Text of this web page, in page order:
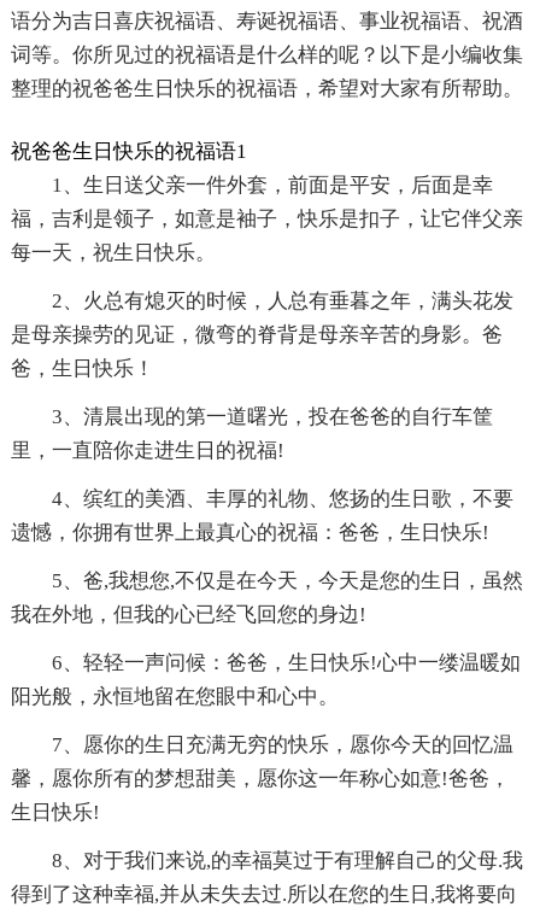
语分为吉日喜庆祝福语、寿诞祝福语、事业祝福语、祝酒
词等。你所见过的祝福语是什么样的呢？以下是小编收集
整理的祝爸爸生日快乐的祝福语，希望对大家有所帮助。
祝爸爸生日快乐的祝福语1
1、生日送父亲一件外套，前面是平安，后面是幸
福，吉利是领子，如意是袖子，快乐是扣子，让它伴父亲
每一天，祝生日快乐。
2、火总有熄灭的时候，人总有垂暮之年，满头花发
是母亲操劳的见证，微弯的脊背是母亲辛苦的身影。爸
爸，生日快乐！
3、清晨出现的第一道曙光，投在爸爸的自行车筐
里，一直陪你走进生日的祝福!
4、缤红的美酒、丰厚的礼物、悠扬的生日歌，不要
遗憾，你拥有世界上最真心的祝福：爸爸，生日快乐!
5、爸,我想您,不仅是在今天，今天是您的生日，虽然
我在外地，但我的心已经飞回您的身边!
6、轻轻一声问候：爸爸，生日快乐!心中一缕温暖如
阳光般，永恒地留在您眼中和心中。
7、愿你的生日充满无穷的快乐，愿你今天的回忆温
馨，愿你所有的梦想甜美，愿你这一年称心如意!爸爸，
生日快乐!
8、对于我们来说,的幸福莫过于有理解自己的父母.我
得到了这种幸福,并从未失去过.所以在您的生日,我将要向